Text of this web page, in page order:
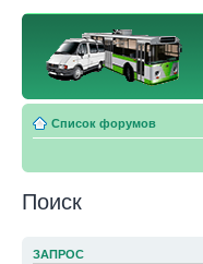
Список форумов
Поиск
ЗАПРОС